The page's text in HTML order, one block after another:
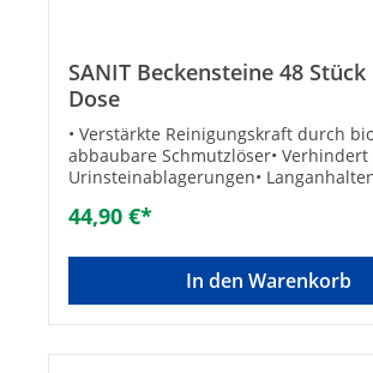
SANIT Beckensteine 48 Stück
Dose
• Verstärkte Reinigungskraft durch
abbaubare Schmutzlöser• Verhindert
Urinsteinablagerungen•
Anwendung:• Pissoirbecken•
DatenHersteller Art-Nr.: 3082Marke:
CHEMIEEAN: 4039292030828
44,90 €*
In den Warenkorb